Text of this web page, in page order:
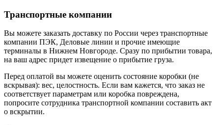
Транспортные компании
Вы можете заказать доставку по России через транспортные
компании ПЭК, Деловые линии и прочие имеющие
терминалы в Нижнем Новгороде. Сразу по прибытии товара,
на ваш адрес придет извещение о прибытие груза.
Перед оплатой вы можете оценить состояние коробки (не
вскрывая): вес, целостность. Если вам кажется, что заказ не
соответствует параметрам или коробка повреждена,
попросите сотрудника транспортной компании составить акт
о вскрытии.